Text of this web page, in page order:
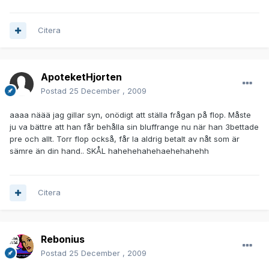
Citera
ApoteketHjorten
Postad 25 December , 2009
aaaa näää jag gillar syn, onödigt att ställa frågan på flop. Måste
ju va bättre att han får behålla sin bluffrange nu när han 3bettade
pre och allt. Torr flop också, får la aldrig betalt av nåt som är
sämre än din hand.. SKÅL hahehehahehaehehahehh
Citera
Rebonius
Postad 25 December , 2009